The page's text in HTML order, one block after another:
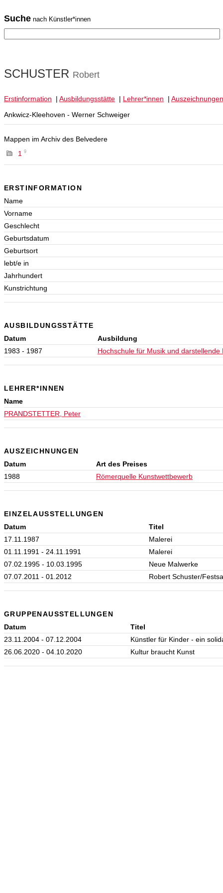
Suche nach Künstler*innen
SCHUSTER Robert
Erstinformation | Ausbildungsstätte | Lehrer*innen | Auszeichnungen
Ankwicz-Kleehoven - Werner Schweiger
Mappen im Archiv des Belvedere
1
9
ERSTINFORMATION
Name
Vorname
Geschlecht
Geburtsdatum
Geburtsort
lebt/e in
Jahrhundert
Kunstrichtung
AUSBILDUNGSSTÄTTE
Datum
Ausbildung
1983 - 1987
Hochschule für Musik und darstellende
LEHRER*INNEN
Name
PRANDSTETTER, Peter
AUSZEICHNUNGEN
Datum
Art des Preises
1988
Römerquelle Kunstwettbewerb
EINZELAUSSTELLUNGEN
Datum
Titel
17.11.1987
Malerei
01.11.1991 - 24.11.1991
Malerei
07.02.1995 - 10.03.1995
Neue Malwerke
07.07.2011 - 01.2012
Robert Schuster/
GRUPPENAUSSTELLUNGEN
Datum
Titel
23.11.2004 - 07.12.2004
Künstler für Kinder - ein
26.06.2020 - 04.10.2020
Kultur braucht Kunst